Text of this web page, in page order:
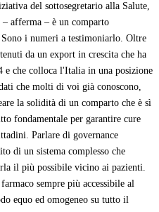
del sottosegretario alla Salute,
afferma – è un comparto
i numeri a testimoniarlo. Oltre
da un export in crescita che ha
che colloca l'Italia in una posizione
che molti di voi già conoscono,
la solidità di un comparto che è sì
fondamentale per garantire cure
Parlare di governance
di un sistema complesso che
il più possibile vicino ai pazienti.
sempre più accessibile al
equo ed omogeneo su tutto il